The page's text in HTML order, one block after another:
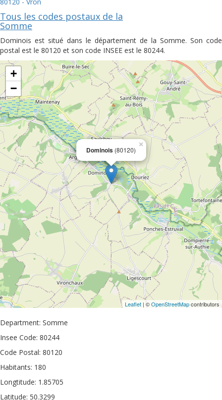
80120 - Vron
Tous les codes postaux de la
Somme
Dominois est situé dans le département de la Somme. Son code
postal est le 80120 et son code INSEE est le 80244.
Dominois (80120)
×
+
−
Leaflet | ©OpenStreetMapcontributors
Department: Somme
Insee Code: 80244
Code Postal: 80120
Habitants: 180
Longtitude: 1.85705
Latitude: 50.3299